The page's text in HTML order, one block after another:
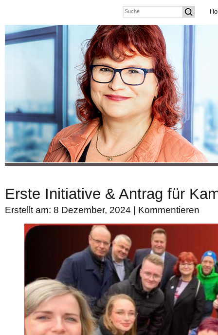
Erste Initiative & Antrag für
Erstellt am: 8 Dezember, 2024 | Kommentieren